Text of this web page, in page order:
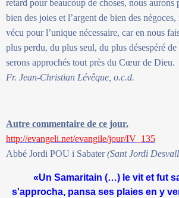
retard pour beaucoup de choses, nous aurons
bien des joies et l’argent de bien des
vécu pour l’unique nécessaire, car en nous
plus perdu, du plus seul, du plus désespéré
serons approchés tout près du Cœur de Dieu.
Fr. Jean-Christian Lévêque, o.c.d.
Autre commentaire de ce jour.
http://evangeli.net/evangile/jour/IV_135
Abbé Jordi POU i Sabater(Sant Jordi
«Un Samaritain (…) le vit et fut
s'approcha, pansa ses plaies en y